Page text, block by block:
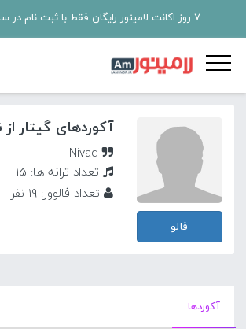
7 روز اکانت لامینور رایگان فقط با ثبت نام در سایت
فالو
آکوردهای گیتار از
Nivad
تعداد ترانه ها: 15
تعداد فالوور: 19 نفر
آکورد‌ها